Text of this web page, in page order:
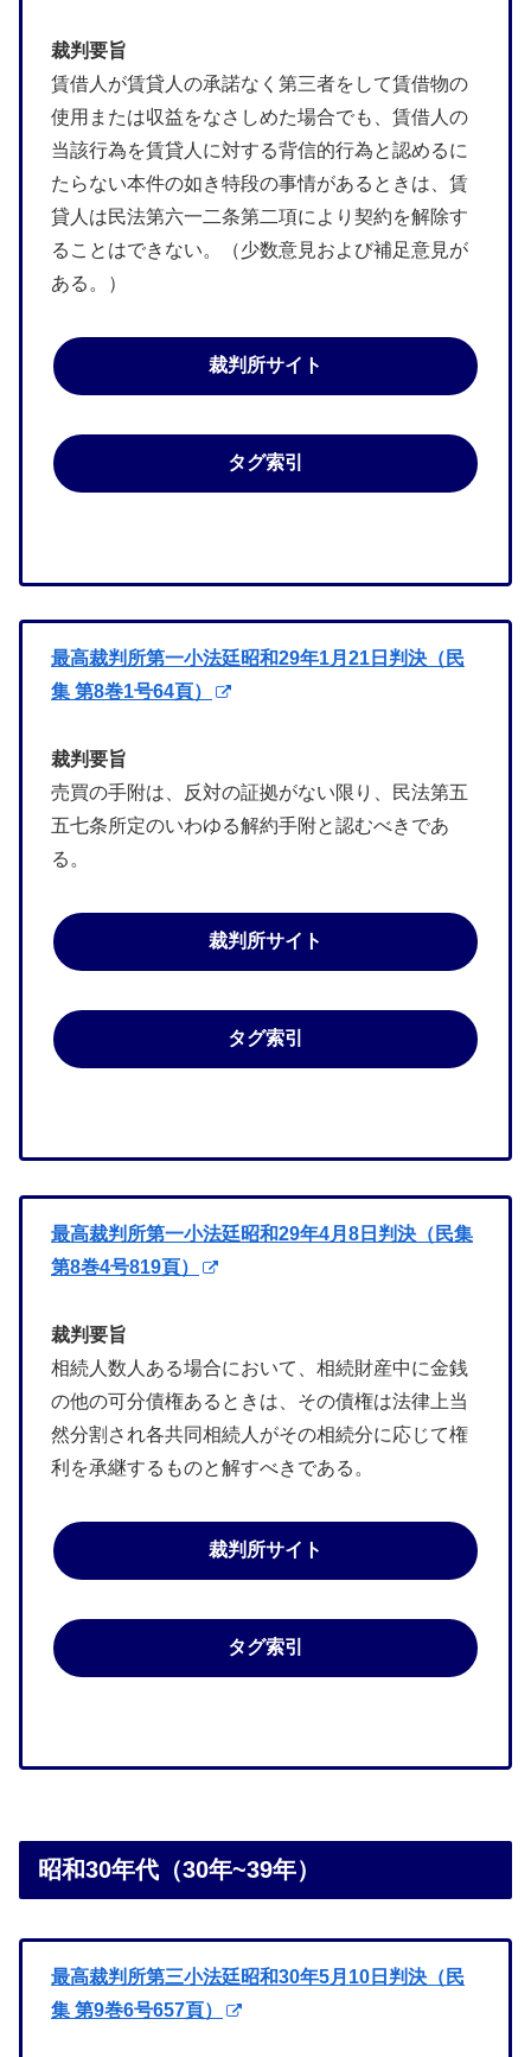
裁判要旨
賃借人が賃貸人の承諾なく第三者をして賃借物の
使用または収益をなさしめた場合でも、賃借人の
当該行為を賃貸人に対する背信的行為と認めるに
たらない本件の如き特段の事情があるときは、賃
貸人は民法第六一二条第二項により契約を解除す
ることはできない。（少数意見および補足意見が
ある。）
裁判所サイト
タグ索引
最高裁判所第一小法廷昭和29年1月21日判決（民
集 第8巻1号64頁）
裁判要旨
売買の手附は、反対の証拠がない限り、民法第五
五七条所定のいわゆる解約手附と認むべきであ
る。
裁判所サイト
タグ索引
最高裁判所第一小法廷昭和29年4月8日判決（民集
第8巻4号819頁）
裁判要旨
相続人数人ある場合において、相続財産中に金銭
の他の可分債権あるときは、その債権は法律上当
然分割され各共同相続人がその相続分に応じて権
利を承継するものと解すべきである。
裁判所サイト
タグ索引
昭和30年代（30年~39年）
最高裁判所第三小法廷昭和30年5月10日判決（民
集 第9巻6号657頁）